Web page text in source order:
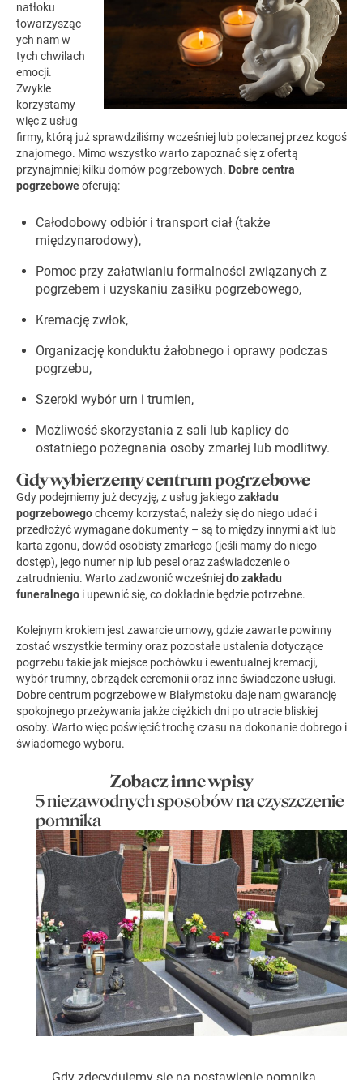
natłoku
towarzysząc
ych nam w
tych chwilach
emocji.
Zwykle
korzystamy
więc z usług
firmy, którą już sprawdziliśmy wcześniej lub polecanej przez kogoś
znajomego. Mimo wszystko wartozapoznać się z ofertą
przynajmniej kilku domów pogrzebowych. Dobre centra
pogrzeboweoferują:
Całodobowy odbiór i transport ciał (także
międzynarodowy),
Pomoc przy załatwianiu formalności związanych z
pogrzebem i uzyskaniu zasiłku pogrzebowego,
Kremację zwłok,
Organizację konduktu żałobnego i oprawy podczas
pogrzebu,
Szeroki wybór urn i trumien,
Możliwość skorzystania z sali lub kaplicy do
ostatniego pożegnania osoby zmarłej lub modlitwy.
Gdy wybierzemy centrum pogrzebowe
Gdy podejmiemy już decyzję, z usług jakiegozakładu
pogrzebowegochcemy korzystać, należy się do niego udać i
przedłożyć wymagane dokumenty – są to między innymi akt lub
karta zgonu, dowód osobisty zmarłego (jeśli mamy do niego
dostęp), jego numer nip lub pesel oraz zaświadczenie o
zatrudnieniu. Warto zadzwonić wcześniejdo zakładu
funeralnego i upewnić się, co dokładnie będzie potrzebne.
Kolejnym krokiem jest zawarcie umowy, gdzie zawarte powinny
zostać wszystkie terminy oraz pozostałe ustalenia dotyczące
pogrzebu takie jak miejsce pochówku i ewentualnej kremacji,
wybór trumny, obrządek ceremonii oraz inne świadczone usługi.
Dobre centrum pogrzebowe w Białymstoku daje nam gwarancję
spokojnego przeżywania jakże ciężkich dni po utracie bliskiej
osoby. Warto więc poświęcić trochę czasu na dokonanie dobrego i
świadomego wyboru.
Zobacz inne wpisy
5 niezawodnych sposobów na czyszczenie
pomnika